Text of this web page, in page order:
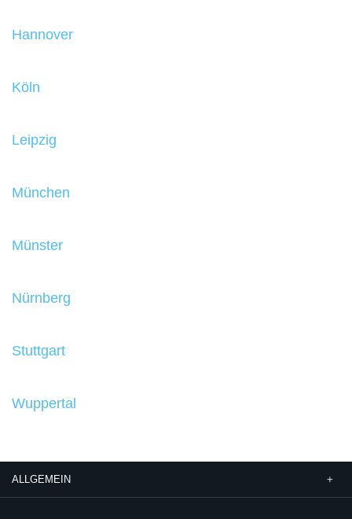
Hannover
Köln
Leipzig
München
Münster
Nürnberg
Stuttgart
Wuppertal
ALLGEMEIN